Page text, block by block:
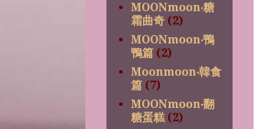
MOONmoon‧糖
霜曲奇 (2)
MOONmoon‧鴨
鴨篇 (2)
Moonmoon‧韓食
篇 (7)
MOONmoon‧翻
糖蛋糕 (2)